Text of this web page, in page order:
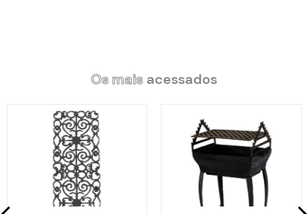
Os mais acessados